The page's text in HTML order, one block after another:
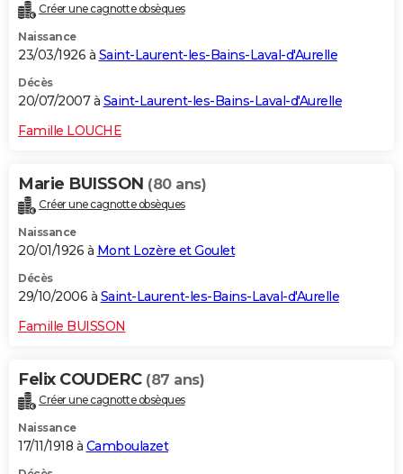
Créer une cagnotte obsèques
Naissance
23/03/1926 à Saint-Laurent-les-Bains-Laval-d'Aurelle
Décès
20/07/2007 à Saint-Laurent-les-Bains-Laval-d'Aurelle
Famille LOUCHE
Marie BUISSON (80 ans)
Créer une cagnotte obsèques
Naissance
20/01/1926 à Mont Lozère et Goulet
Décès
29/10/2006 à Saint-Laurent-les-Bains-Laval-d'Aurelle
Famille BUISSON
Felix COUDERC (87 ans)
Créer une cagnotte obsèques
Naissance
17/11/1918 à Camboulazet